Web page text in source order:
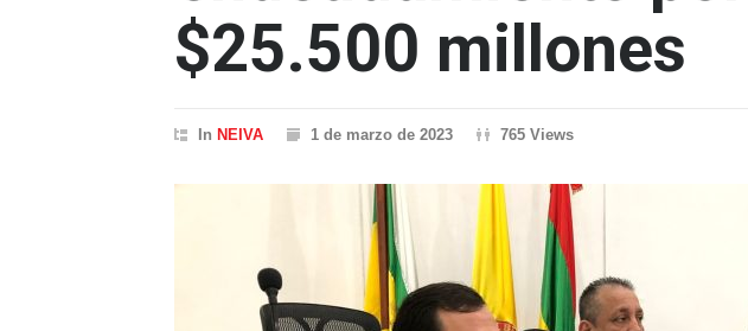
$25.500 millones
In NEIVA 1 de marzo de 2023 765 Views